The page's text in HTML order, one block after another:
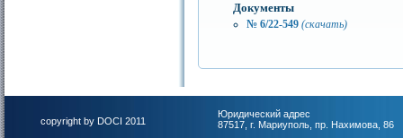
Документы
№ 6/22-549 (скачать)
copyright by DOCI 2011
Юридический адрес
87517, г. Мариуполь, пр. Нахимова, 86